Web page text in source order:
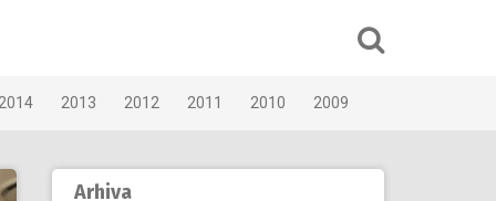
2013 2012 2011 2010 2009
Arhiva